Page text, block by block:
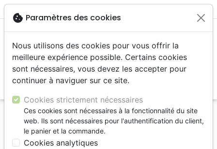
menu
Accueil Livres
Témoignages, biographies
J'AI FAIT UNE PROMESSE - PARCE QUE LA FOI A
CHANGE MA VIE
cookie Paramètres des cookies
Nous utilisons des cookies pour vous offrir la
meilleure expérience possible. Certains cookies
sont nécessaires, vous devez les accepter pour
continuer à naviguer sur ce site.
Cookies strictement nécessaires
Ces cookies sont nécessaires à la fonctionnalité du site
web. Ils sont nécessaires pour l'authentification du client,
le panier et la commande.
Cookies analytiques